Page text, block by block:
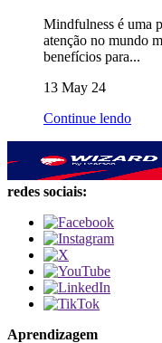
Mindfulness é uma
atenção no mundo
benefícios para...
13 May 24
Continue lendo
redes sociais:
Aprendizagem